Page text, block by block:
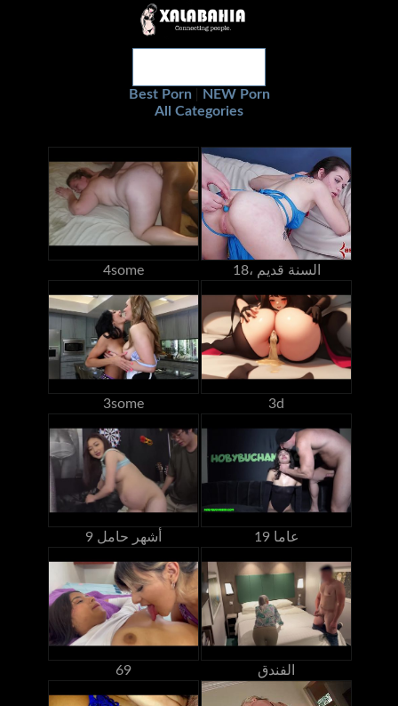
Best Porn
NEW Porn
All Categories
4some 18، السنة قديم
3some 3d
9 أشهر حامل 19 عاما
69 الفندق